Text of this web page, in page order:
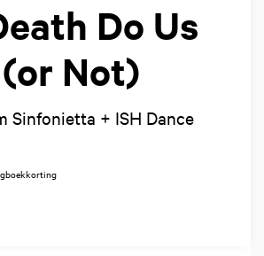
Do Us
Not)
Sinfonietta + ISH Dance